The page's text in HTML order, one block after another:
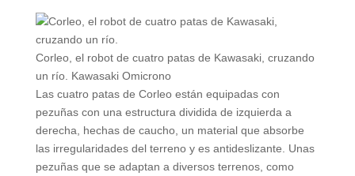
Corleo, el robot de cuatro patas de Kawasaki, cruzando
un río. Kawasaki Omicrono
Las cuatro patas de Corleo están equipadas con
pezuñas con una estructura dividida de izquierda a
derecha, hechas de caucho, un material que absorbe
las irregularidades del terreno y es antideslizante. Unas
pezuñas que se adaptan a diversos terrenos, como